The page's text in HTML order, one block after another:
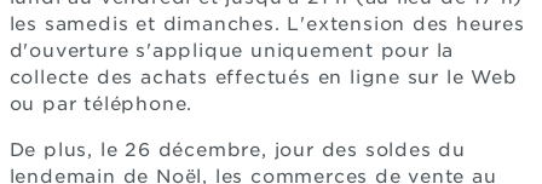
les samedis et dimanches. L'extension des heures
d'ouverture s'applique uniquement pour la
collecte des achats effectués en ligne sur le Web
ou par téléphone.
De plus, le 26 décembre, jour des soldes du
lendemain de Noël, les commerces de vente au